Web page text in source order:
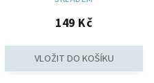
149 Kč